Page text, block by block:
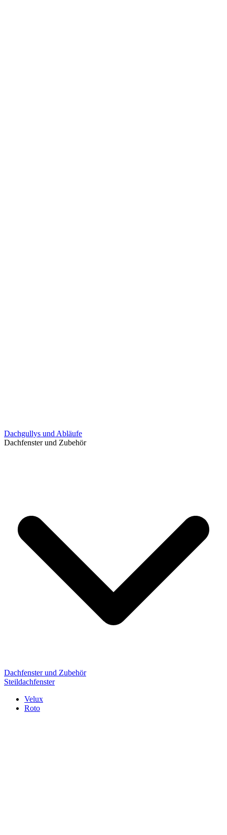
Dachgullys und Abläufe
Dachfenster und Zubehör
Dachfenster und Zubehör
Steildachfenster
Velux
Roto